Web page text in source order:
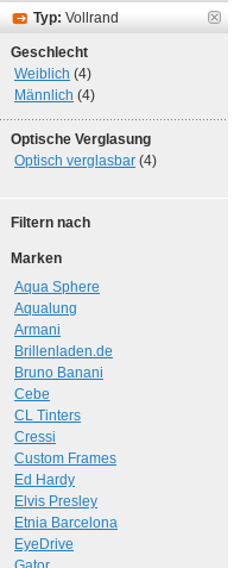
Typ: Vollrand
Geschlecht
Weiblich (4)
Männlich (4)
Optische Verglasung
Optisch verglasbar (4)
Filtern nach
Marken
Aqua Sphere
Aqualung
Armani
Brillenladen.de
Bruno Banani
Cebe
CL Tinters
Cressi
Custom Frames
Ed Hardy
Elvis Presley
Etnia Barcelona
EyeDrive